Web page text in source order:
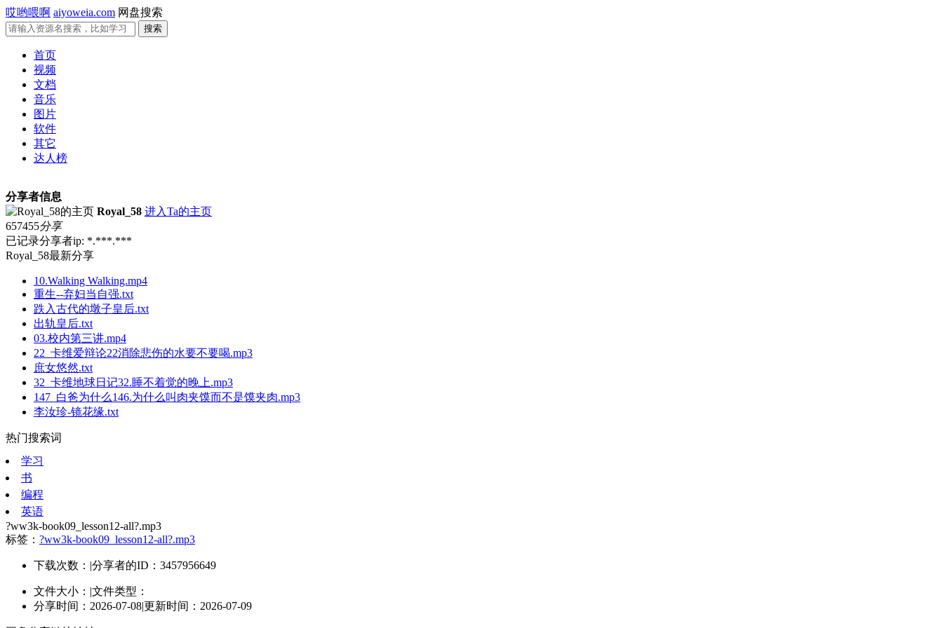
哎哟喂啊 aiyoweia.com 网盘搜索
首页
视频
文档
音乐
图片
软件
其它
达人榜
分享者信息
Royal_58 进入Ta的主页
657455分享
已记录分享者ip: *.***.***
Royal_58最新分享
10.Walking Walking.mp4
重生--弃妇当自强.txt
跌入古代的墩子皇后.txt
出轨皇后.txt
03.校内第三讲.mp4
22_卡维爱辩论22消除悲伤的水要不要喝.mp3
庶女悠然.txt
32_卡维地球日记32.睡不着觉的晚上.mp3
147_白爸为什么146.为什么叫肉夹馍而不是馍夹肉.mp3
李汝珍-镜花缘.txt
热门搜索词
学习
书
编程
英语
?ww3k-book09_lesson12-all?.mp3
标签： ?ww3k-book09_lesson12-all?.mp3
下载次数： |分享者的ID：3457956649
文件大小： |文件类型：
分享时间：2026-07-08|更新时间：2026-07-09